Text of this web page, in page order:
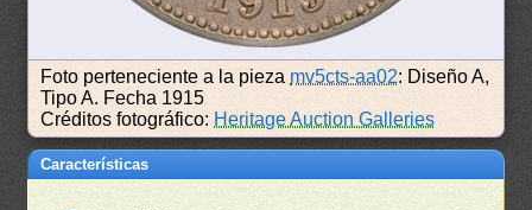
Foto perteneciente a la pieza mv5cts-aa02: Diseño A,
Tipo A. Fecha 1915
Créditos fotográfico: Heritage Auction Galleries
Características